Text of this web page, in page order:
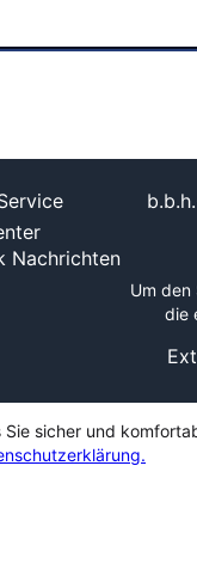
Nachrichten
Um den
die
sicher und